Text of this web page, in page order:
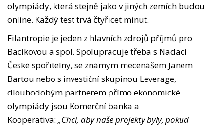
olympiády, která stejně jako v jiných zemích budou
online. Každý test trvá čtyřicet minut.
Filantropie je jeden z hlavních zdrojů příjmů pro
Bacíkovou a spol. Spolupracuje třeba s Nadací
České spořitelny, se známým mecenášem Janem
Bartou nebo s investiční skupinou Leverage,
dlouhodobým partnerem přímo ekonomické
olympiády jsou Komerční banka a
Kooperativa: „Chci, aby naše projekty byly, pokud